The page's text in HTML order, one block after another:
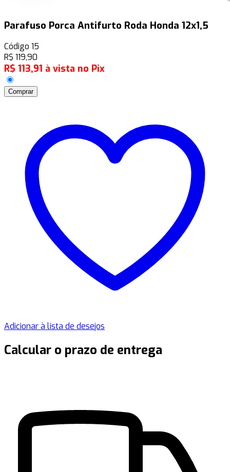
Parafuso Porca Antifurto Roda Honda 12x1,5
Código 15
R$ 119,90
R$ 113,91 à vista no Pix
Comprar
Adicionar à lista de desejos
Calcular o prazo de entrega